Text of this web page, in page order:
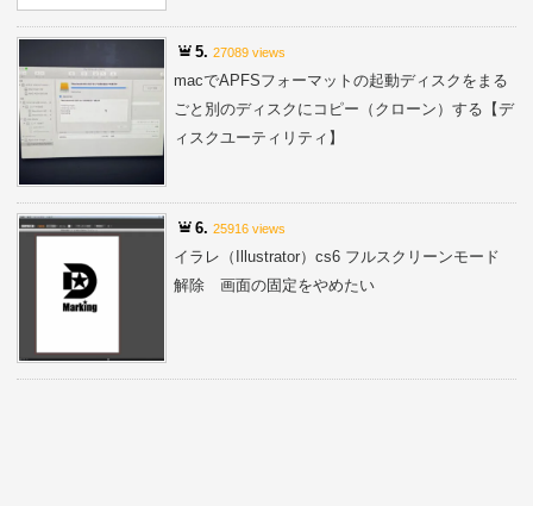
5.27089 views
macでAPFSフォーマットの起動ディスクをまる
ごと別のディスクにコピー（クローン）する【デ
ィスクユーティリティ】
6.25916 views
イラレ（Illustrator）cs6 フルスクリーンモード
解除 画面の固定をやめたい